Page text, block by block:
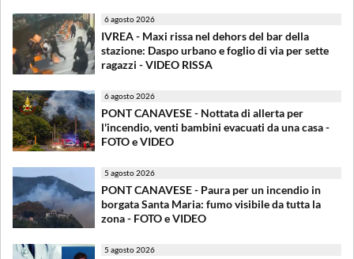
6 agosto 2026
IVREA - Maxi rissa nel dehors del bar della
stazione: Daspo urbano e foglio di via per sette
ragazzi - VIDEO RISSA
6 agosto 2026
PONT CANAVESE - Nottata di allerta per
l'incendio, venti bambini evacuati da una casa -
FOTO e VIDEO
5 agosto 2026
PONT CANAVESE - Paura per un incendio in
borgata Santa Maria: fumo visibile da tutta la
zona - FOTO e VIDEO
5 agosto 2026